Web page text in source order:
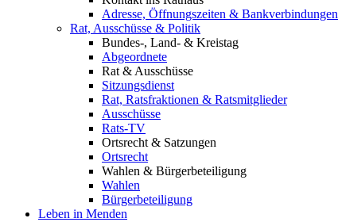
Adresse, Öffnungszeiten & Bankverbindungen
Rat, Ausschüsse & Politik
Bundes-, Land- & Kreistag
Abgeordnete
Rat & Ausschüsse
Sitzungsdienst
Rat, Ratsfraktionen & Ratsmitglieder
Ausschüsse
Rats-TV
Ortsrecht & Satzungen
Ortsrecht
Wahlen & Bürgerbeteiligung
Wahlen
Bürgerbeteiligung
Leben in Menden